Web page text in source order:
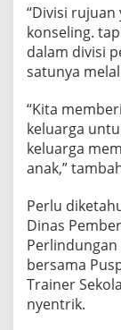
“Divisi
konseling.
dalam divisi
satunya
“Kita
keluarga
keluarga
anak,”
Perlu
Dinas
Perlindungan
bersama
Trainer
nyentrik.